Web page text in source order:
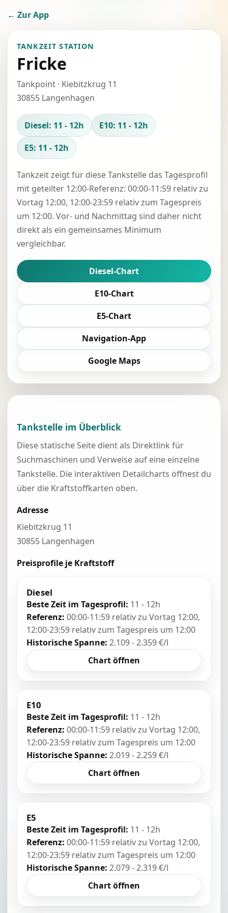
← Zur App
TANKZEIT STATION
Fricke
Tankpoint · Kiebitzkrug 11
30855 Langenhagen
Diesel: 11 - 12h
E10: 11 - 12h
E5: 11 - 12h
Tankzeit zeigt für diese Tankstelle das Tagesprofil
mit geteilter 12:00-Referenz: 00:00-11:59 relativ zu
Vortag 12:00, 12:00-23:59 relativ zum Tagespreis
um 12:00. Vor- und Nachmittag sind daher nicht
direkt als ein gemeinsames Minimum
vergleichbar.
Diesel-Chart
E10-Chart
E5-Chart
Navigation-App
Google Maps
Tankstelle im Überblick
Diese statische Seite dient als Direktlink für
Suchmaschinen und Verweise auf eine einzelne
Tankstelle. Die interaktiven Detailcharts öffnest du
über die Kraftstoffkarten oben.
Adresse
Kiebitzkrug 11
30855 Langenhagen
Preisprofile je Kraftstoff
Diesel
Beste Zeit im Tagesprofil: 11 - 12h
Referenz: 00:00-11:59 relativ zu Vortag 12:00,
12:00-23:59 relativ zum Tagespreis um 12:00
Historische Spanne: 2.109 - 2.359 €/l
Chart öffnen
E10
Beste Zeit im Tagesprofil: 11 - 12h
Referenz: 00:00-11:59 relativ zu Vortag 12:00,
12:00-23:59 relativ zum Tagespreis um 12:00
Historische Spanne: 2.019 - 2.259 €/l
Chart öffnen
E5
Beste Zeit im Tagesprofil: 11 - 12h
Referenz: 00:00-11:59 relativ zu Vortag 12:00,
12:00-23:59 relativ zum Tagespreis um 12:00
Historische Spanne: 2.079 - 2.319 €/l
Chart öffnen